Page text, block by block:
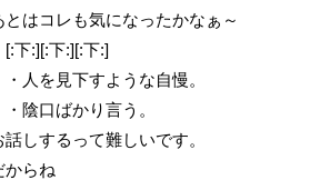
とはコレも気になったかなぁ～
下:][:下:][:下:]
人を見下すような自慢。
陰口ばかり言う。
話しするって難しいです。
からね